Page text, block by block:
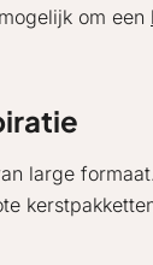
om een
large